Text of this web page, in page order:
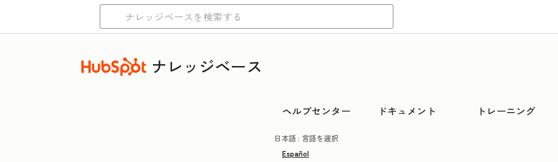
ナレッジベース
ヘルプセンター ドキュメント トレーニング
日本語 : 言語を選択
Español